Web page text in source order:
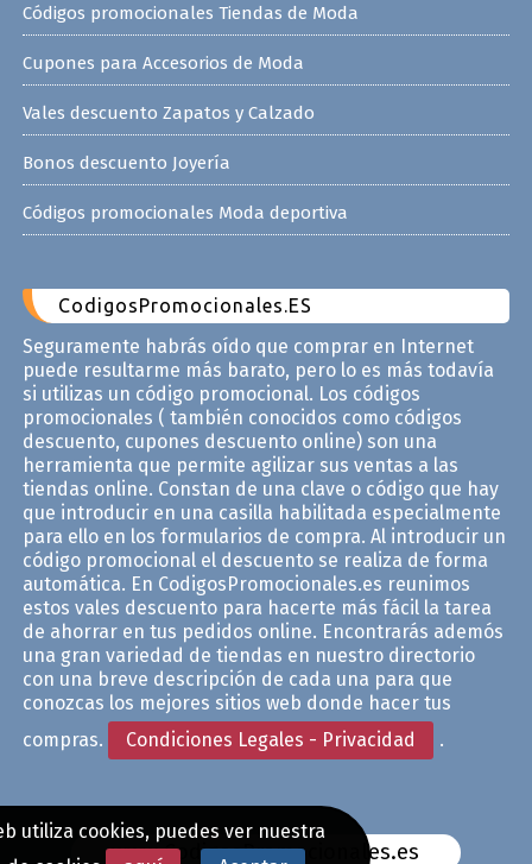
Códigos promocionales Tiendas de Moda
Cupones para Accesorios de Moda
Vales descuento Zapatos y Calzado
Bonos descuento Joyería
Códigos promocionales Moda deportiva
CodigosPromocionales.ES
Seguramente habrás oído que comprar en Internet
puede resultarme más barato, pero lo es más todavía
si utilizas un código promocional. Los códigos
promocionales ( también conocidos como códigos
descuento, cupones descuento online) son una
herramienta que permite agilizar sus ventas a las
tiendas online. Constan de una clave o código que hay
que introducir en una casilla habilitada especialmente
para ello en los formularios de compra. Al introducir un
código promocional el descuento se realiza de forma
automática. En CodigosPromocionales.es reunimos
estos vales descuento para hacerte más fácil la tarea
de ahorrar en tus pedidos online. Encontrarás ademós
una gran variedad de tiendas en nuestro directorio
con una breve descripción de cada una para que
conozcas los mejores sitios web donde hacer tus
compras.
Condiciones Legales - Privacidad .
www.CodigosPromocionales.es
utiliza cookies, puedes ver nuestra